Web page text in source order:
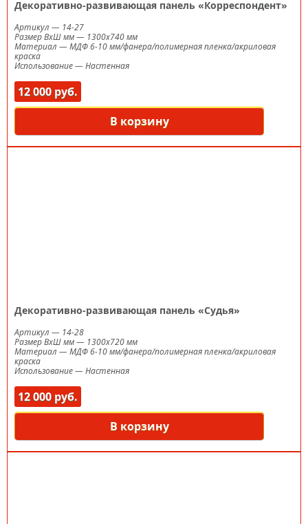
Декоративно-развивающая панель «Корреспондент»
Артикул — 14-27
Размер ВxШ мм— 1300х740 мм
Материал — МДФ 6-10 мм/фанера/полимерная пленка/акриловая
краска
Использование— Настенная
12 000 руб.
В корзину
Декоративно-развивающая панель «Судья»
Артикул — 14-28
Размер ВxШ мм— 1300х720 мм
Материал — МДФ 6-10 мм/фанера/полимерная пленка/акриловая
краска
Использование— Настенная
12 000 руб.
В корзину